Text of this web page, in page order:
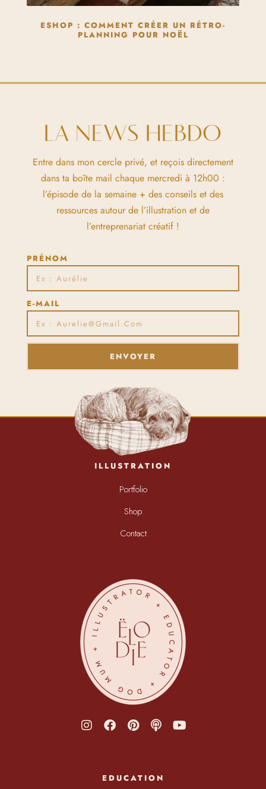
ESHOP : COMMENT CRÉER UN RÉTRO-
PLANNING POUR NOËL
LA NEWS HEBDO
Entre dans mon cercle privé, et reçois directement
dans ta boîte mail chaque mercredi à 12h00 :
l’épisode de la semaine + des conseils et des
ressources autour de l’illustration et de
l’entreprenariat créatif !
PRÉNOM
E-MAIL
ENVOYER
ILLUSTRATION
Portfolio
Shop
Contact
EDUCATION